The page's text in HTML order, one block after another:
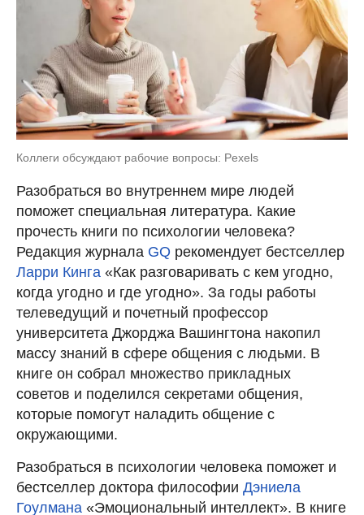
Коллеги обсуждают рабочие вопросы: Pexels
Разобраться во внутреннем мире людей
поможет специальная литература. Какие
прочесть книги по психологии человека?
Редакция журнала GQ рекомендует бестселлер
Ларри Кинга «Как разговаривать с кем угодно,
когда угодно и где угодно». За годы работы
телеведущий и почетный профессор
университета Джорджа Вашингтона накопил
массу знаний в сфере общения с людьми. В
книге он собрал множество прикладных
советов и поделился секретами общения,
которые помогут наладить общение с
окружающими.
Разобраться в психологии человека поможет и
бестселлер доктора философии Дэниела
Гоулмана «Эмоциональный интеллект». В книге